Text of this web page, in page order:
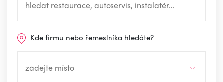
Kde firmu nebo řemeslníka hledáte?